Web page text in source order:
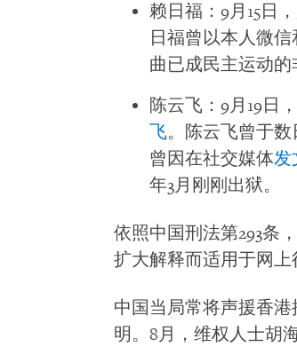
赖日福：9月15日
日福曾以本人微
曲已成民主运动的
陈云飞：9月19日
飞。陈云飞曾于
曾因在社交媒体发
年3月刚刚出狱。
依照中国刑法第293条
扩大解释而适用于网上
中国当局常将声援香
明。8月，维权人士胡